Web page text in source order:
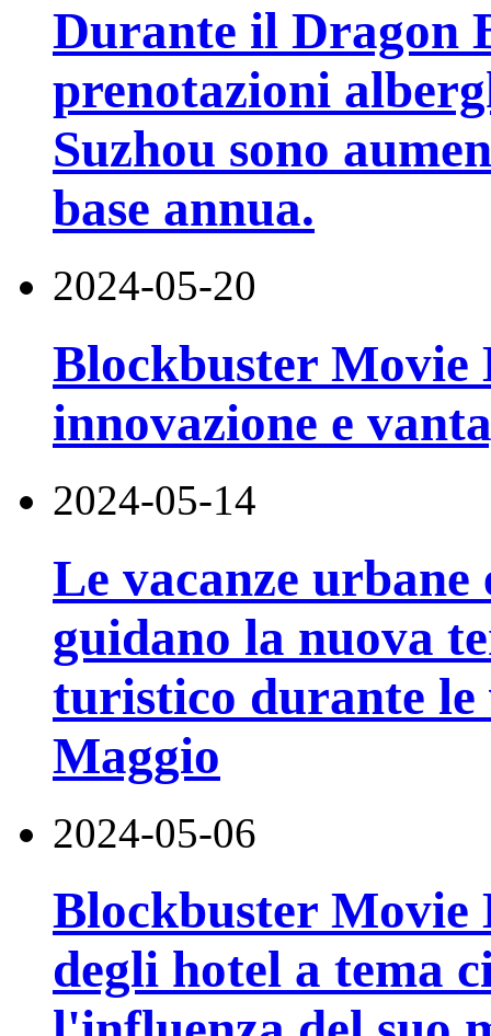
Durante il Dragon
prenotazioni
Suzhou sono
base annua.
2024-05-20
Blockbuster
innovazione e
2024-05-14
Le vacanze
guidano la nuova
turistico durante le
Maggio
2024-05-06
Blockbuster Movie
degli hotel a tema